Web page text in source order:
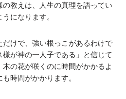
教えは、人生の真理を語ってい
になります。
だけで、強い根っこがあるわけで
が神の一人子である」と信じて
の花が咲くのに時間がかかるよ
時間がかかります。